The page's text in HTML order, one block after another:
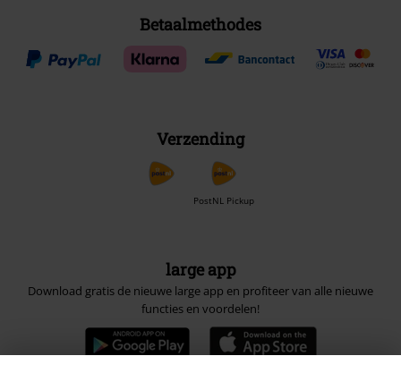
Betaalmethodes
Verzending
PostNL Pickup
large app
Download gratis de nieuwe large app en profiteer van alle nieuwe
functies en voordelen!